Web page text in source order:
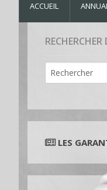
ACCUEIL
LES